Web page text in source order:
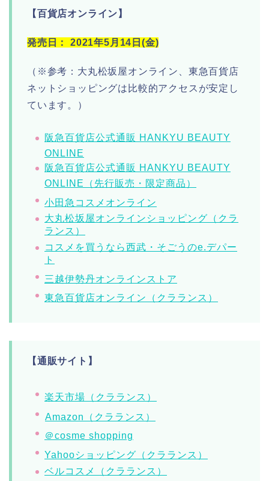
【百貨店オンライン】
発売日： 2021年5月14日(金)
（※参考：大丸松坂屋オンライン、東急百貨店
ネットショッピングは比較的アクセスが安定し
ています。）
阪急百貨店公式通販 HANKYU BEAUTY
ONLINE
阪急百貨店公式通販 HANKYU BEAUTY
ONLINE（先行販売・限定商品）
小田急コスメオンライン
大丸松坂屋オンラインショッピング（クラ
ランス）
コスメを買うなら西武・そごうのe.デパー
ト
三越伊勢丹オンラインストア
東急百貨店オンライン（クラランス）
【通販サイト】
楽天市場（クラランス）
Amazon（クラランス）
＠cosme shopping
Yahooショッピング（クラランス）
ベルコスメ（クラランス）